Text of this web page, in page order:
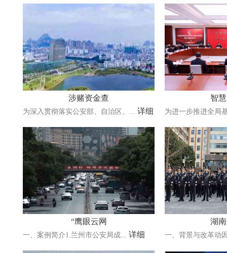
涉赌资金查
为深入贯彻落实公安部、自治区、... 详细
智
为进一步推进全局
“鹰眼云网
一、案例简介1.兰州市公安局成... 详细
湖
一、背景与改革动